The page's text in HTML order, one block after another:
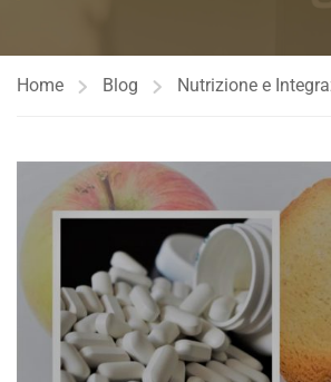
Home Blog Nutrizione e